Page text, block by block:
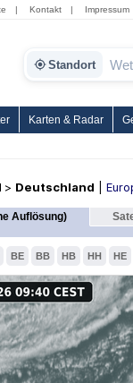
| Kontakt | Impressum
Standort
Karten & Radar
> Deutschland
Auflösung)
BE BB HB HH HE